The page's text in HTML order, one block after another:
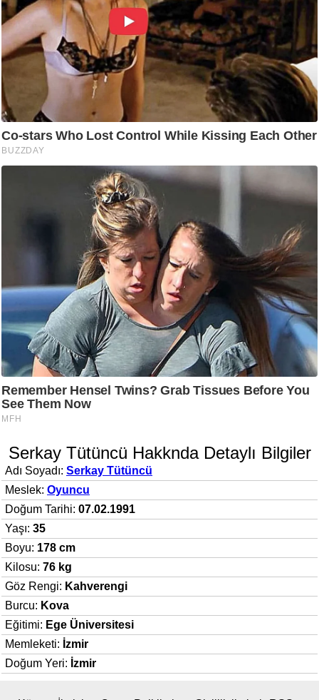
Serkay Tütüncü Hakknda Detaylı Bilgiler
Adı Soyadı: Serkay Tütüncü
Meslek: Oyuncu
Doğum Tarihi: 07.02.1991
Yaşı: 35
Boyu: 178 cm
Kilosu: 76 kg
Göz Rengi: Kahverengi
Burcu: Kova
Eğitimi: Ege Üniversitesi
Memleketi: İzmir
Doğum Yeri: İzmir